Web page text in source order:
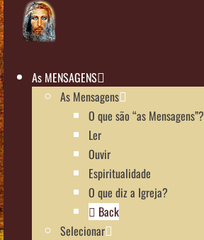
As MENSAGENS
As Mensagens
O que são “as Mensagens”?
Ler
Ouvir
Espiritualidade
O que diz a Igreja?
Back
Selecionar